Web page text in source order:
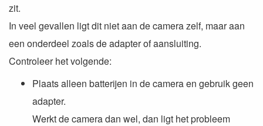
zit.
In veel gevallen ligt dit niet aan de camera zelf, maar aan
een onderdeel zoals de adapter of aansluiting.
Controleer het volgende:
Plaats alleen batterijen in de camera en gebruik geen
adapter.
Werkt de camera dan wel, dan ligt het probleem